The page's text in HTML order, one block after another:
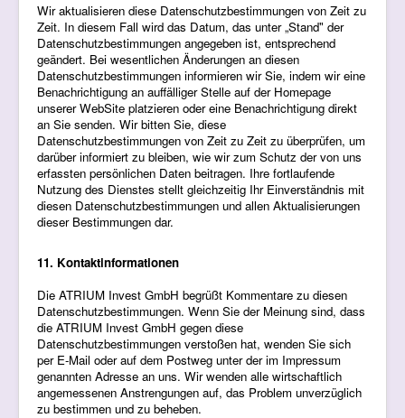
Wir aktualisieren diese Datenschutzbestimmungen von Zeit zu
Zeit. In diesem Fall wird das Datum, das unter „Stand" der
Datenschutzbestimmungen angegeben ist, entsprechend
geändert. Bei wesentlichen Änderungen an diesen
Datenschutzbestimmungen informieren wir Sie, indem wir eine
Benachrichtigung an auffälliger Stelle auf der Homepage
unserer WebSite platzieren oder eine Benachrichtigung direkt
an Sie senden. Wir bitten Sie, diese
Datenschutzbestimmungen von Zeit zu Zeit zu überprüfen, um
darüber informiert zu bleiben, wie wir zum Schutz der von uns
erfassten persönlichen Daten beitragen. Ihre fortlaufende
Nutzung des Dienstes stellt gleichzeitig Ihr Einverständnis mit
diesen Datenschutzbestimmungen und allen Aktualisierungen
dieser Bestimmungen dar.
11. Kontaktinformationen
Die ATRIUM Invest GmbH begrüßt Kommentare zu diesen
Datenschutzbestimmungen. Wenn Sie der Meinung sind, dass
die ATRIUM Invest GmbH gegen diese
Datenschutzbestimmungen verstoßen hat, wenden Sie sich
per E-Mail oder auf dem Postweg unter der im Impressum
genannten Adresse an uns. Wir wenden alle wirtschaftlich
angemessenen Anstrengungen auf, das Problem unverzüglich
zu bestimmen und zu beheben.